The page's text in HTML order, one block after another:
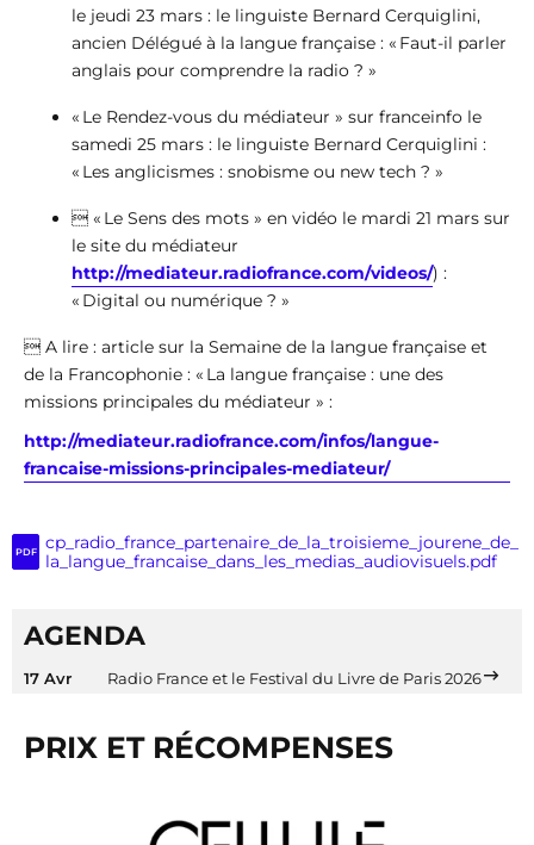
le jeudi 23 mars : le linguiste Bernard Cerquiglini,
ancien Délégué à la langue française : « Faut-il parler
anglais pour comprendre la radio ? »
« Le Rendez-vous du médiateur » sur franceinfo le
samedi 25 mars : le linguiste Bernard Cerquiglini :
« Les anglicismes : snobisme ou new tech ? »
 « Le Sens des mots » en vidéo le mardi 21 mars sur
le site du médiateur
http://mediateur.radiofrance.com/videos/) :
« Digital ou numérique ? »
 A lire : article sur la Semaine de la langue française et
de la Francophonie : « La langue française : une des
missions principales du médiateur » :
http://mediateur.radiofrance.com/infos/langue-
francaise-missions-principales-mediateur/
PDF
cp_radio_france_partenaire_de_la_troisieme_jourene_de_
la_langue_francaise_dans_les_medias_audiovisuels.pdf
AGENDA
17 Avr Radio France et le Festival du Livre de Paris 2026
PRIX ET RÉCOMPENSES